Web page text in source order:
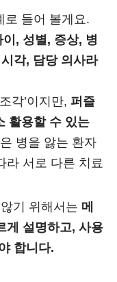
로 들어 볼게요.
이, 성별, 증상, 병
각, 담당 의사라
각’이지만, 퍼즐
활용할 수 있는
병을 앓는 환자
라 서로 다른 치료
기 위해서는 메
게 설명하고, 사용
합니다.